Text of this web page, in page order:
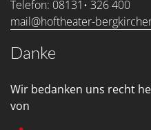
Telefon: 08131• 326 400
mail@hoftheater-
Danke
Wir bedanken uns recht
von